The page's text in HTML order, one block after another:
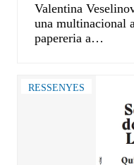
Valentina
una multinacional
papereria a…
RESSENYES